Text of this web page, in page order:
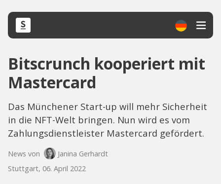
Bitscrunch kooperiert mit
Mastercard
Das Münchener Start-up will mehr Sicherheit
in die NFT-Welt bringen. Nun wird es vom
Zahlungsdienstleister Mastercard gefördert.
News von
Janina Gerhardt
Stuttgart, 06. April 2022